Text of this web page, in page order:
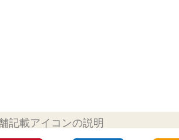
記載アイコンの説明